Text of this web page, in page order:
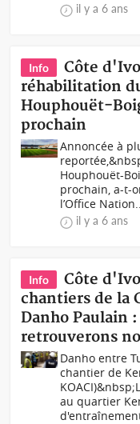
il y a 6 ans
Info
Côte
réhabilitation
Houphouët-
prochain
Annoncée à
Houphouët-
prochain, a-t-
l’Office
il y a 6 ans
Info
Côte
chantiers de la
Danho Paulain
retrouverons
Danho entre
chantier de
au quartier